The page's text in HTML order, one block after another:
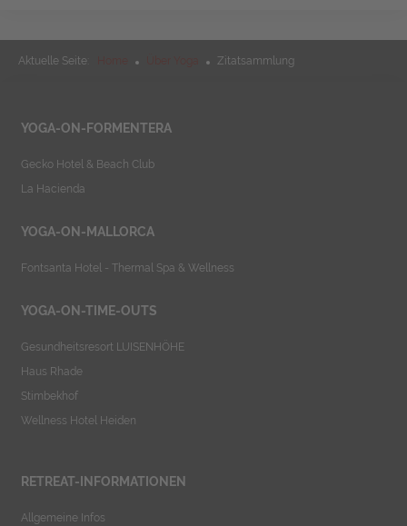
Aktuelle Seite: Zitatsammlung
YOGA-ON-FORMENTERA
Gecko Hotel & Beach Club
La Hacienda
YOGA-ON-MALLORCA
Fontsanta Hotel - Thermal Spa & Wellness
YOGA-ON-TIME-OUTS
Gesundheitsresort LUISENHÖHE
Haus Rhade
Stimbekhof
Wellness Hotel Heiden
RETREAT-INFORMATIONEN
Allgemeine Infos